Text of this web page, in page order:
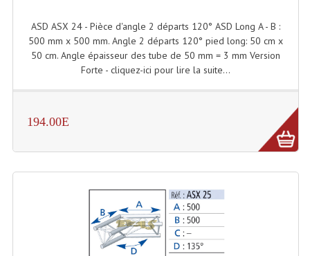
Peripheriques Traitements Et Accessoires
Tables De Mixage DJ
Controleurs DJ USB / MP3
ASD ASX 24 - Pièce d'angle 2 départs 120° ASD Long A - B :
500 mm x 500 mm. Angle 2 départs 120° pied long: 50 cm x
50 cm. Angle épaisseur des tube de 50 mm = 3 mm Version
Forte - cliquez-ici pour lire la suite...
194.00E